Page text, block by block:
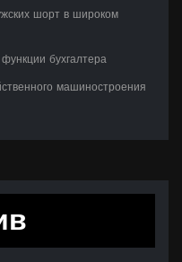
шорт в широком
бухгалтера
машиностроения